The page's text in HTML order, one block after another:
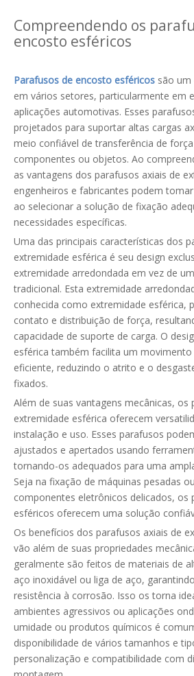
Compreendendo os
encosto esféricos
Parafusos de encosto esféricos são
em vários setores, particularmente em
aplicações automotivas. Esses
projetados para suportar altas cargas
meio confiável de transferência de
componentes ou objetos. Ao
as vantagens dos parafusos axiais de
engenheiros e fabricantes podem
ao selecionar a solução de fixação
necessidades específicas.
Uma das principais características dos
extremidade esférica é seu design
extremidade arredondada em vez de
tradicional. Esta extremidade
conhecida como extremidade esférica,
contato e distribuição de força,
capacidade de suporte de carga. O
esférica também facilita um movimento
eficiente, reduzindo o atrito e o
fixados.
Além de suas vantagens mecânicas, os
extremidade esférica oferecem
instalação e uso. Esses parafusos
ajustados e apertados usando
tornando-os adequados para uma
Seja na fixação de máquinas pesadas
componentes eletrônicos delicados, os
esféricos oferecem uma solução
Os benefícios dos parafusos axiais de
vão além de suas propriedades
geralmente são feitos de materiais de
aço inoxidável ou liga de aço,
resistência à corrosão. Isso os torna
ambientes agressivos ou aplicações
umidade ou produtos químicos é
disponibilidade de vários tamanhos e
personalização e compatibilidade com